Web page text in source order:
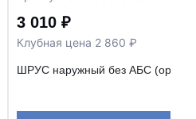
3 010 ₽
Клубная цена 2 860 ₽
ШРУС наружный без АБС